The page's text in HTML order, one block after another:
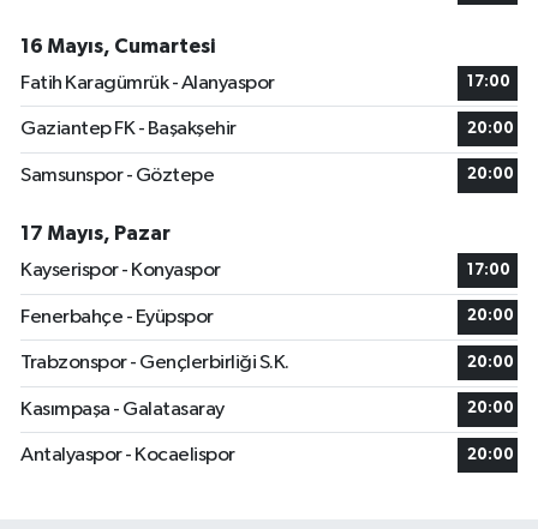
16 Mayıs, Cumartesi
Fatih Karagümrük - Alanyaspor
17:00
Gaziantep FK - Başakşehir 20:00
Samsunspor - Göztepe 20:00
17 Mayıs, Pazar
Kayserispor - Konyaspor
17:00
Fenerbahçe - Eyüpspor 20:00
Trabzonspor - Gençlerbirliği S.K. 20:00
Kasımpaşa - Galatasaray 20:00
Antalyaspor - Kocaelispor 20:00